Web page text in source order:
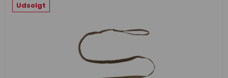
Udsolgt